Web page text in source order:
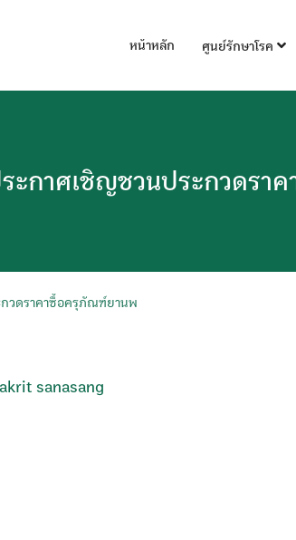
หน้าหลัก ศูนย์รักษาโรค
ะกาศเชิญชวนประกวดรา
วดราคาซื้อครุภัณฑ์ยานพ
sanasang